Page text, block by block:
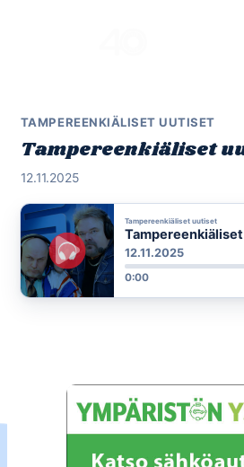
TAMPEREENKIÄLISET UUTISET
Tampereenkiäliset
12.11.2025
Tampereenkiäliset uutiset
Tampereenkiäliset
12.11.2025
0:00